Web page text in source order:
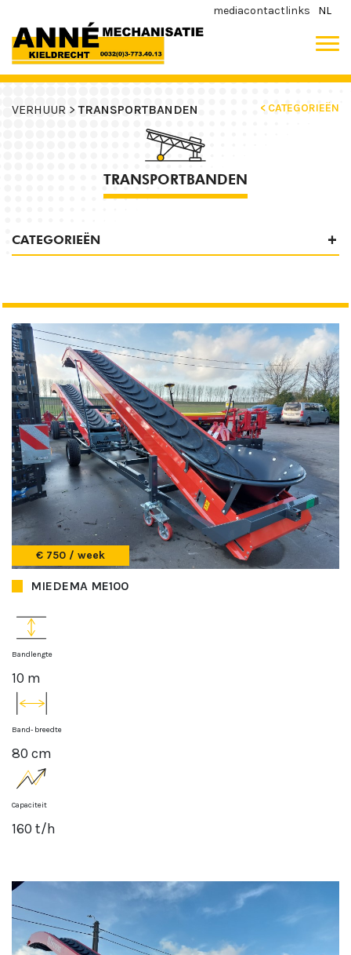
mediacontactlinks NL
VERHUUR > TRANSPORTBANDEN < CATEGORIEËN
TRANSPORTBANDEN
CATEGORIEËN
€ 750 / week
MIEDEMA ME100
Bandlengte
10 m
Band- breedte
80 cm
Capaciteit
160 t/h